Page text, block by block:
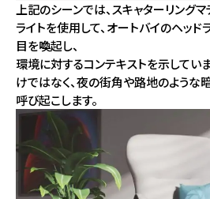
上記のシーンでは、スキャターリング
ライトを使用して、オートバイのヘッ
目を喚起し、
環境に対するコンテキストを示してい
けではなく、夜の街角や路地のような
呼び起こします。